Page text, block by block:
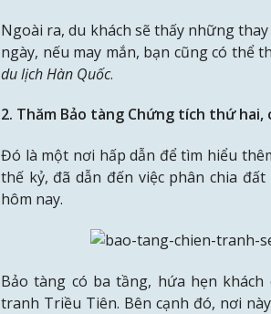
Ngoài ra, du khách sẽ thấy những
ngày, nếu may mắn, bạn cũng có thể
du lịch Hàn Quốc.
2. Thăm Bảo tàng Chứng tích thứ
Đó là một nơi hấp dẫn để tìm hiểu
thế kỷ, đã dẫn đến việc phân chia
hôm nay.
Bảo tàng có ba tầng, hứa hẹn
tranh Triều Tiên. Bên cạnh đó, nơi